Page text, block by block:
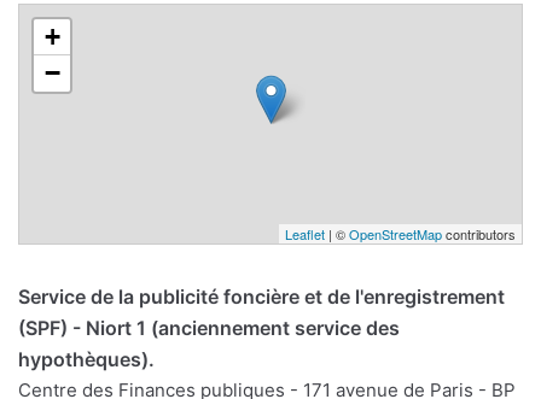
+
−
Leaflet | ©OpenStreetMapcontributors
Service de la publicité foncière et de l'enregistrement
(SPF) - Niort 1 (anciennement service des
hypothèques).
Centre des Finances publiques - 171 avenue de Paris - BP